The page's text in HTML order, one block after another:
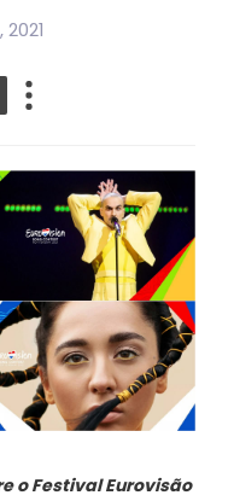
o Festival Eurovisão